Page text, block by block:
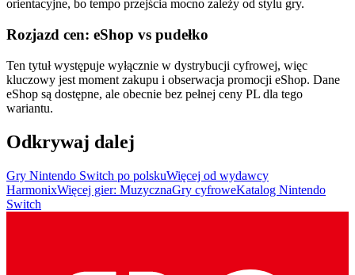
orientacyjne, bo tempo przejścia mocno zależy od stylu gry.
Rozjazd cen: eShop vs pudełko
Ten tytuł występuje wyłącznie w dystrybucji cyfrowej, więc
kluczowy jest moment zakupu i obserwacja promocji eShop. Dane
eShop są dostępne, ale obecnie bez pełnej ceny PL dla tego
wariantu.
Odkrywaj dalej
Gry Nintendo Switch po polskuWięcej od wydawcy
HarmonixWięcej gier: MuzycznaGry cyfroweKatalog Nintendo
Switch